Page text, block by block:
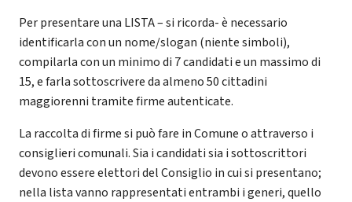
Per presentare una LISTA – si ricorda- è necessario
identificarla con un nome/slogan (niente simboli),
compilarla con un minimo di 7 candidati e un massimo di
15, e farla sottoscrivere da almeno 50 cittadini
maggiorenni tramite firme autenticate.
La raccolta di firme si può fare in Comune o attraverso i
consiglieri comunali. Sia i candidati sia i sottoscrittori
devono essere elettori del Consiglio in cui si presentano;
nella lista vanno rappresentati entrambi i generi, quello